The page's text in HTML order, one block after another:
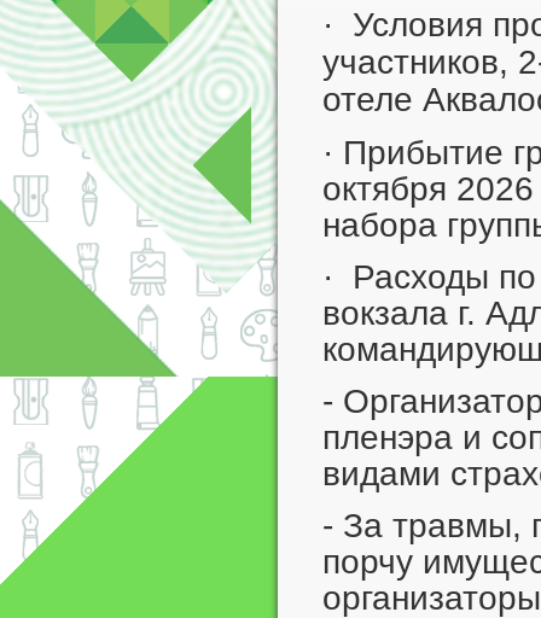
· Условия
участников,
отеле
· Прибытие
октября
набора
· Расходы
вокзала г.
-
пленэра и
видами
- За травмы,
порчу